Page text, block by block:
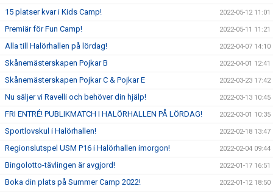
15 platser kvar i Kids Camp! 2022-05-12 11:01
Premiär för Fun Camp! 2022-05-11 11:21
Alla till Halörhallen på lördag! 2022-04-07 14:10
Skånemästerskapen Pojkar B 2022-04-01 12:41
Skånemästerskapen Pojkar C & Pojkar E 2022-03-23 17:42
Nu säljer vi Ravelli och behöver din hjälp! 2022-03-13 10:45
FRI ENTRÉ! PUBLIKMATCH I HALÖRHALLEN PÅ LÖRDAG! 2022-03-01 10:35
Sportlovskul i Halörhallen! 2022-02-18 13:47
Regionslutspel USM P16 i Halörhallen imorgon! 2022-02-04 09:44
Bingolotto-tävlingen är avgjord! 2022-01-17 16:51
Boka din plats på Summer Camp 2022! 2022-01-12 18:50